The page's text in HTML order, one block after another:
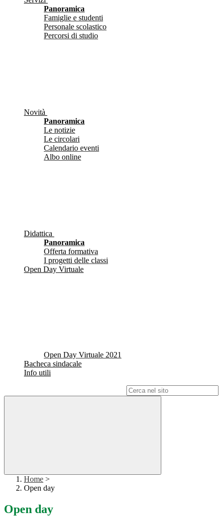
Panoramica
Famiglie e studenti
Personale scolastico
Percorsi di studio
Novità
Panoramica
Le notizie
Le circolari
Calendario eventi
Albo online
Didattica
Panoramica
Offerta formativa
I progetti delle classi
Open Day Virtuale
Open Day Virtuale 2021
Bacheca sindacale
Info utili
Home >
Open day
Open day